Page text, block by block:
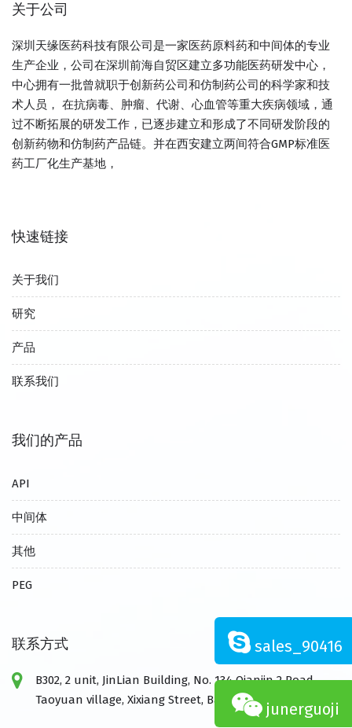
关于公司
深圳天缘医药科技有限公司是一家医药原料药和中间体的专业
生产企业，公司在深圳前海自贸区建立多功能医药研发中心，
中心拥有一批曾就职于创新药公司和仿制药公司的科学家和技
术人员， 在抗病毒、肿瘤、代谢、心血管等重大疾病领域，通
过不断拓展的研发工作，已逐步建立和形成了不同研发阶段的
创新药物和仿制药产品链。并在西安建立两间符合GMP标准医
药工厂化生产基地，
快速链接
关于我们
研究
产品
联系我们
我们的产品
API
中间体
其他
PEG
联系方式
B302, 2 unit, JinLian Building, No. 134 Qianjin 2 Road,
Taoyuan village, Xixiang Street, Baoan,Shenzhen,China
sales_90416
junerguoji